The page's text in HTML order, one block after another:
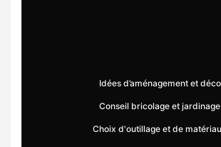
Idées d’aménagement et déco
Conseil bricolage et jardinage
Choix d'outillage et de